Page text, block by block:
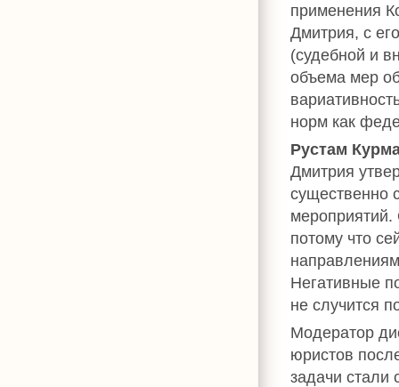
применения
Дмитрия, с
(судебной и
объема мер
норм как
Рустам
Дмитрия
существенно
потому что
Негативные
не случится
Модератор
юристов
задачи